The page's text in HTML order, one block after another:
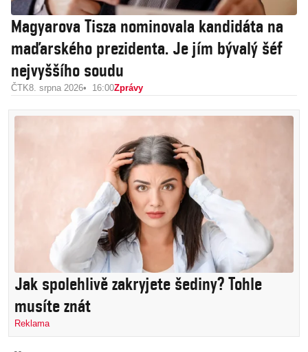
Magyarova Tisza nominovala kandidáta na
maďarského prezidenta. Je jím bývalý šéf
nejvyššího soudu
ČTK8. srpna 2026 16:00Zprávy
Jak spolehlivě zakryjete šediny? Tohle
musíte znát
Reklama